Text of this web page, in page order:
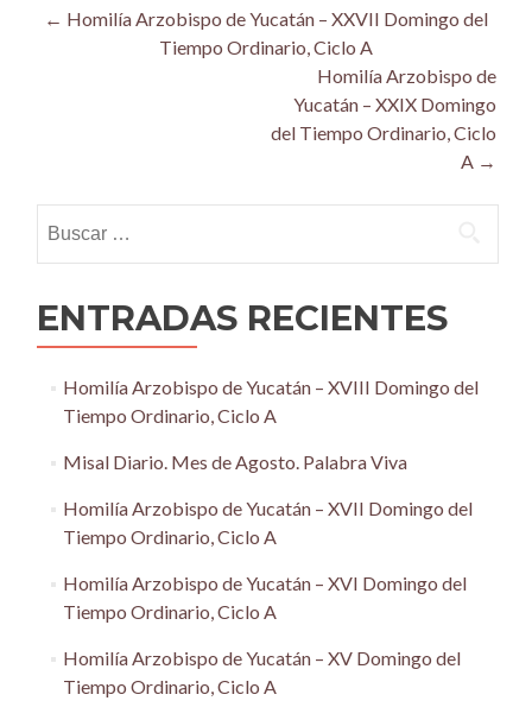
Post
navigation
← Homilía Arzobispo de Yucatán – XXVII Domingo del
Tiempo Ordinario, Ciclo A
Homilía Arzobispo de
Yucatán – XXIX Domingo
del Tiempo Ordinario, Ciclo
A →
ENTRADAS RECIENTES
Homilía Arzobispo de Yucatán – XVIII Domingo del
Tiempo Ordinario, Ciclo A
Misal Diario. Mes de Agosto. Palabra Viva
Homilía Arzobispo de Yucatán – XVII Domingo del
Tiempo Ordinario, Ciclo A
Homilía Arzobispo de Yucatán – XVI Domingo del
Tiempo Ordinario, Ciclo A
Homilía Arzobispo de Yucatán – XV Domingo del
Tiempo Ordinario, Ciclo A